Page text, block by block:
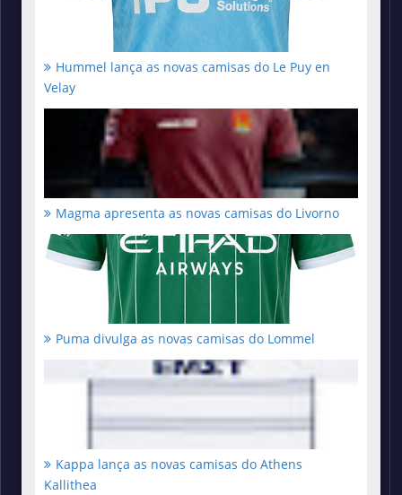
Hummel lança as novas camisas do Le Puy en
Velay
Magma apresenta as novas camisas do Livorno
Puma divulga as novas camisas do Lommel
Kappa lança as novas camisas do Athens
Kallithea